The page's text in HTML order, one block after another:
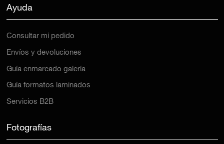
Ayuda
Consultar mi pedido
Envíos y devoluciones
Guía enmarcado galería
Guía formatos laminados
Servicios B2B
Fotografías